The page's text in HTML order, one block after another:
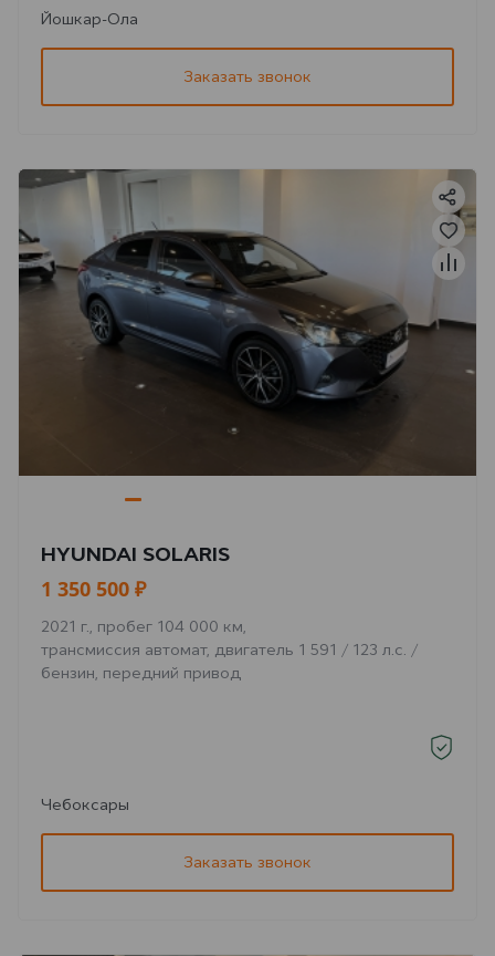
Йошкар-Ола
Заказать звонок
HYUNDAI SOLARIS
1 350 500 ₽
2021 г., пробег 104 000 км,
трансмиссия автомат, двигатель 1 591 / 123 л.с. /
бензин, передний привод
Чебоксары
Заказать звонок